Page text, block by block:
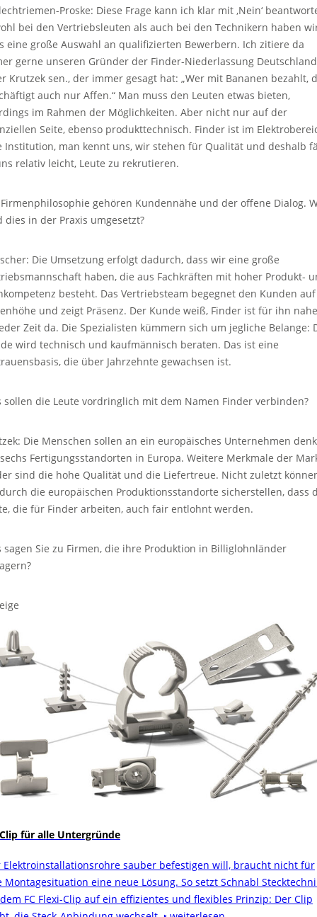
Proske: Diese Frage kann ich klar mit ‚Nein‘
bei den Vertriebsleuten als auch bei den Technikern haben
eine große Auswahl an qualifizierten Bewerbern. Ich zitiere da
gerne unseren Gründer der Finder-Niederlassung
Krutzek sen., der immer gesagt hat: „Wer mit Bananen bezahlt,
auch nur Affen.“ Man muss den Leuten etwas bieten,
im Rahmen der Möglichkeiten. Aber nicht nur auf der
Seite, ebenso produkttechnisch. Finder ist im
Institution, man kennt uns, wir stehen für Qualität und deshalb
relativ leicht, Leute zu rekrutieren.
gehören Kundennähe und der offene Dialog.
dies in der Praxis umgesetzt?
Die Umsetzung erfolgt dadurch, dass wir eine große
haben, die aus Fachkräften mit hoher Produkt-
besteht. Das Vertriebsteam begegnet den Kunden auf
und zeigt Präsenz. Der Kunde weiß, Finder ist für ihn
Zeit da. Die Spezialisten kümmern sich um jegliche Belange:
wird technisch und kaufmännisch beraten. Das ist eine
die über Jahrzehnte gewachsen ist.
sollen die Leute vordringlich mit dem Namen Finder verbinden?
Die Menschen sollen an ein europäisches Unternehmen
Fertigungsstandorten in Europa. Weitere Merkmale der
sind die hohe Qualität und die Liefertreue. Nicht zuletzt
die europäischen Produktionsstandorte sicherstellen, dass
die für Finder arbeiten, auch fair entlohnt werden.
sagen Sie zu Firmen, die ihre Produktion in Billiglohnländer
für alle Untergründe
Elektroinstallationsrohre sauber befestigen will, braucht nicht für
Montagesituation eine neue Lösung. So setzt Schnabl
FC Flexi-Clip auf ein effizientes und flexibles Prinzip: Der Clip